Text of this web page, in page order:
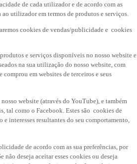
de cada utilizador e de acordo com as
utilizador em termos de produtos e serviços.
cookies de vendas/publicidade e cookies
e serviços disponíveis no nosso website e
na sua utilização do nosso website, com
em websites de terceiros e seus
website (através do YouTube), e também
tal como o Facebook. Estes são cookies de
e interesses resultantes do seu comportamento,
de acordo com as sua preferências, por
deseja aceitar esses cookies ou deseja